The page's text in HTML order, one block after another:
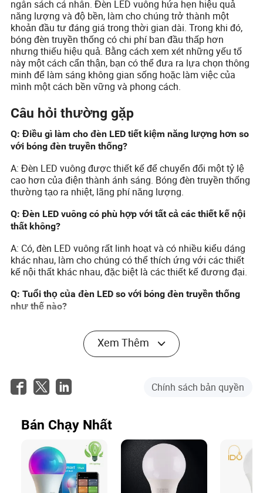
ngân sách cá nhân. Đèn LED vuông hứa hẹn hiệu quả
năng lượng và độ bền, làm cho chúng trở thành một
khoản đầu tư đáng giá trong thời gian dài. Trong khi đó,
bóng đèn truyền thống có chi phí ban đầu thấp hơn
nhưng thiếu hiệu quả. Bằng cách xem xét những yếu tố
này một cách cẩn thận, bạn có thể đưa ra lựa chọn thông
minh để làm sáng không gian sống hoặc làm việc của
mình một cách bền vững và phong cách.
Câu hỏi thường gặp
Q: Điều gì làm cho đèn LED tiết kiệm năng lượng hơn so
với bóng đèn truyền thống?
A: Đèn LED vuông được thiết kế để chuyển đổi một tỷ lệ
cao hơn của điện thành ánh sáng. Bóng đèn truyền thống
thường tạo ra nhiệt, lãng phí năng lượng.
Q: Đèn LED vuông có phù hợp với tất cả các thiết kế nội
thất không?
A: Có, đèn LED vuông rất linh hoạt và có nhiều kiểu dáng
khác nhau, làm cho chúng có thể thích ứng với các thiết
kế nội thất khác nhau, đặc biệt là các thiết kế đương đại.
Q: Tuổi thọ của đèn LED so với bóng đèn truyền thống
như thế nào?
A: Đèn LED thường có tuổi thọ dài hơn đáng kể - lên đến
25.000 giờ hoặc hơn - so với tuổi thọ trung bình 1.000 giờ
của bóng đèn sợi đốt truyền thống.
đèn LED không?
hạn trên hóa đơn năng lượng và tần suất thay thế giảm
thường biện minh cho việc đầu tư vào đèn LED.
Xem Thêm
Chính sách bản quyền
Bán Chạy Nhất